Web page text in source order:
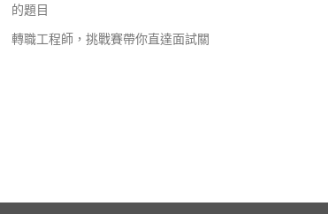
的題目
轉職工程師，挑戰賽帶你直達面試關